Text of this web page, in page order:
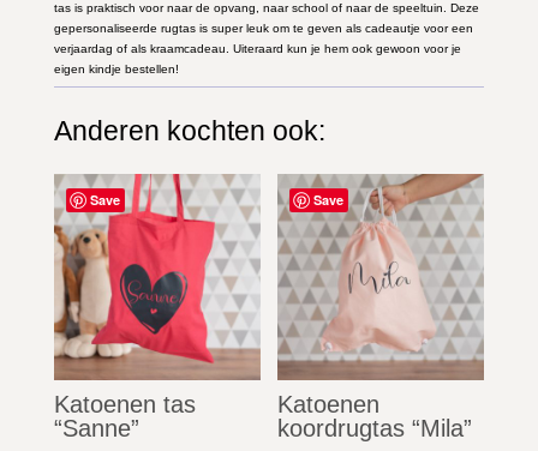
tas is praktisch voor naar de opvang, naar school of naar de speeltuin. Deze
gepersonaliseerde rugtas is super leuk om te geven als cadeautje voor een
verjaardag of als kraamcadeau. Uiteraard kun je hem ook gewoon voor je
eigen kindje bestellen!
Anderen kochten ook:
Save
Katoenen tas
“Sanne”
Save
Katoenen
koordrugtas “Mila”